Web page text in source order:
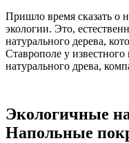
Пришло время сказать о
экологии. Это,
натурального дерева,
Ставрополе у
натурального древа,
Экологичные
Напольные